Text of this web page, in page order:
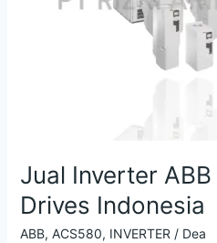
Jual Inverter
Drives Indonesia
ABB, ACS580, INVERTER / Dea